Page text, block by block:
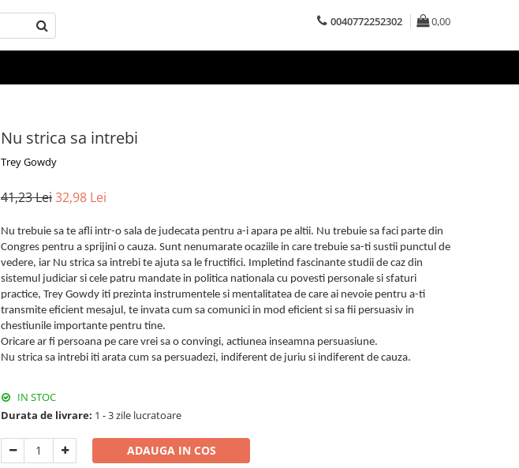
0040772252302 0,00
Nu strica sa intrebi
Trey Gowdy
41,23 Lei32,98 Lei
Nu trebuie sa te afli intr-o sala de judecata pentru a-i apara pe altii. Nu trebuie sa faci parte din
Congres pentru a sprijini o cauza. Sunt nenumarate ocaziile in care trebuie sa-ti sustii punctul de
vedere, iar Nu strica sa intrebi te ajuta sa le fructifici. Impletind fascinante studii de caz din
sistemul judiciar si cele patru mandate in politica nationala cu povesti personale si sfaturi
practice, Trey Gowdy iti prezinta instrumentele si mentalitatea de care ai nevoie pentru a-ti
transmite eficient mesajul, te invata cum sa comunici in mod eficient si sa fii persuasiv in
chestiunile importante pentru tine.
Oricare ar fi persoana pe care vrei sa o convingi, actiunea inseamna persuasiune.
Nu strica sa intrebi iti arata cum sa persuadezi, indiferent de juriu si indiferent de cauza.
IN STOC
Durata de livrare: 1 - 3 zile lucratoare
ADAUGA IN COS